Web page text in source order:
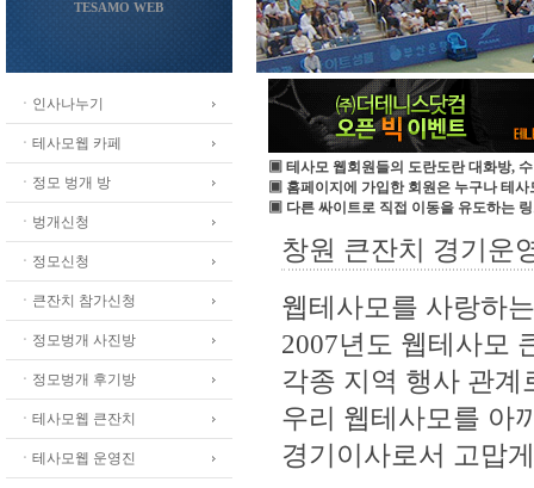
TESAMO WEB
ㆍ인사나누기
ㆍ테사모웹 카페
ㆍ정모 벙개 방
ㆍ벙개신청
ㆍ정모신청
ㆍ큰잔치 참가신청
ㆍ정모벙개 사진방
ㆍ정모벙개 후기방
ㆍ테사모웹 큰잔치
ㆍ테사모웹 운영진
▣ 테사모 웹회원들의 도란도란 대화방,
▣ 홈페이지에 가입한 회원은 누구나 테사
▣ 다른 싸이트로 직접 이동을 유도하는
창원 큰잔치 경기운
웹테사모를 사랑하
2007년도 웹테사모
각종 지역 행사 관
우리 웹테사모를 아
경기이사로서 고맙